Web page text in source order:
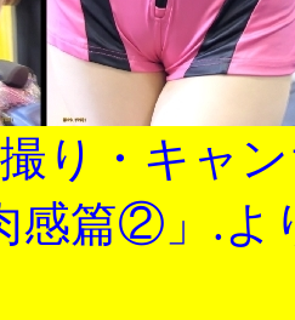
り・キャ
感篇②」.よ